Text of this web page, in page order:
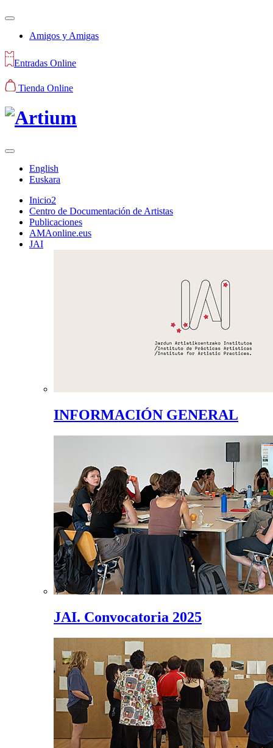
Amigos y Amigas
Entradas Online
Tienda Online
English
Euskara
Inicio2
Centro de Documentación de Artistas
Publicaciones
AMAonline.eus
JAI
INFORMACIÓN GENERAL
JAI. Convocatoria 2025